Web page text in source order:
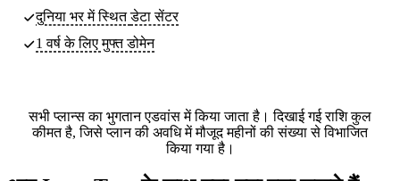
दुनिया भर में स्थितडेटा सेंटर
1 वर्ष के लिए मुफ्त डोमेन
सभी प्लान्स का भुगतान एडवांस में किया जाता है। दिखाई गई राशि कुल
कीमत है, जिसे प्लान की अवधि में मौजूद महीनों की संख्या से विभाजित
किया गया है।